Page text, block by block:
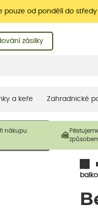
pouze od pondělí do středy
zásilky
a keře Zahradnické
nákupu
mohou být
uvedená